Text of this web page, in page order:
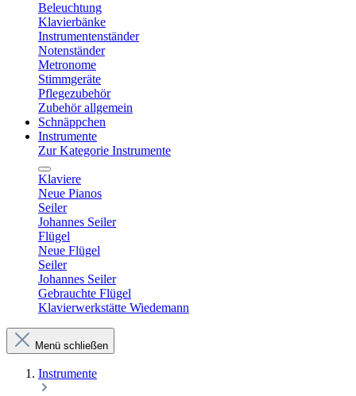
Beleuchtung
Klavierbänke
Instrumentenständer
Notenständer
Metronome
Stimmgeräte
Pflegezubehör
Zubehör allgemein
Schnäppchen
Instrumente
Zur Kategorie Instrumente
Klaviere
Neue Pianos
Seiler
Johannes Seiler
Flügel
Neue Flügel
Seiler
Johannes Seiler
Gebrauchte Flügel
Klavierwerkstätte Wiedemann
Menü schließen
Instrumente